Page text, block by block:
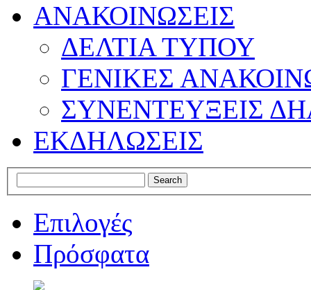
ΑΝΑΚΟΙΝΩΣΕΙΣ
ΔΕΛΤΙΑ ΤΥΠΟΥ
ΓΕΝΙΚΕΣ
ΣΥΝΕΝΤΕΥΞΕΙΣ
ΕΚΔΗΛΩΣΕΙΣ
Επιλογές
Πρόσφατα